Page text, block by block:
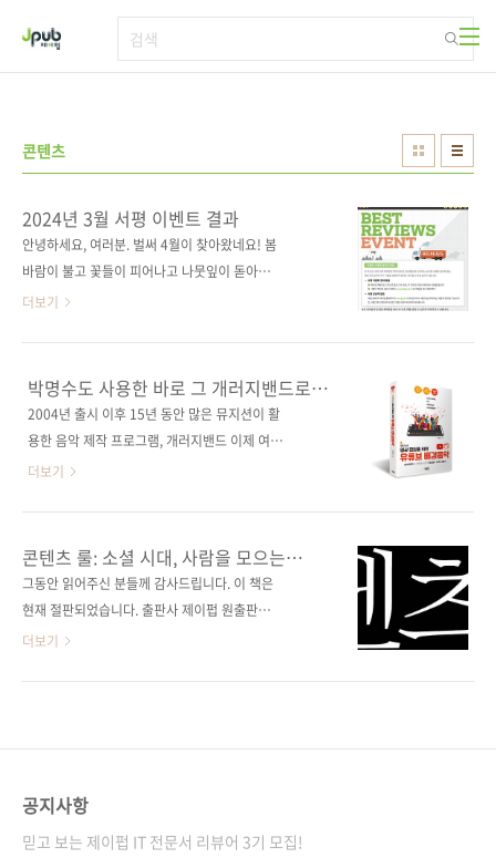
콘텐츠
2024년 3월 서평 이벤트 결과
안녕하세요, 여러분. 벌써 4월이 찾아왔네요! 봄
바람이 불고 꽃들이 피어나고 나뭇잎이 돋아다
는 이 기쁜 시기에 여러분과 함께 책을 읽고 새로
를 드리려고 합니다. 지금까지는 심사 프로세스
로 인해 도서에 기재된 내용과 다르게 월말에 당
첨자를 발표해왔으나, 이제는 도서에 기재된 대
자님들께 혼란을 드린 점, 죄송하다는 말씀 올립
니다. 그럼 이제 3월 서평 이벤트 결과를 발표할
참여해주셔서 진심으로 감사드려요. 당첨자는
박O자, 조O필, The Programmer 님입니다. -
박O자 님 마음까지 물들이는 어반 수채화 컬러
링 ..
더보기
박명수도 사용한 바로 그 개러지밴드로
나만의 배경음악을 만들어 보세요.
2004년 출시 이후 15년 동안 많은 뮤지션이 활
용한 음악 제작 프로그램, 개러지밴드 이제 여러
분의 유튜브 배경음악을 책임지겠습니다!! 누구
로 시작해 보세요. 저작권 침해 신고 제기 메일
유튜브 채널을 운영하다 보면 한 번쯤 받을 수 있
는 저작권 침해 신고 제기 메일, 일부러 넣은 것
음악이 포함되어도 저작권 침해 메일을 받을 수
있다는 사실 알고 계신가요? 위 이미지는 저자가
경..
더보기
콘텐츠 룰: 소셜 시대, 사람을 모으는
콘텐츠 전략의 모든 것
그동안 읽어주신 분들께 감사드립니다. 이 책은
현재 절판되었습니다. 출판사 제이펍 원출판사
Wiley 원서명 Content Rules: How to
Chapman) 역자명 정수진 출판일 2012년 2월
(152*215) 반양장(Soft Cover) 정 가 15,800
더보기
공지사항
믿고 보는 제이펍 IT 전문서 리뷰어 3기 모집!